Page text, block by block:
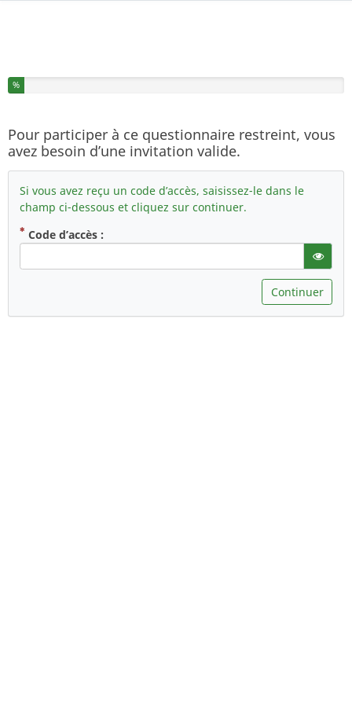
Vous avez complété % de ce questionnaire.
%
Pour participer à ce questionnaire restreint, vous
avez besoin d’une invitation valide.
Si vous avez reçu un code d’accès, saisissez-le dans le
champ ci-dessous et cliquez sur continuer.
Code d’accès :
Continuer